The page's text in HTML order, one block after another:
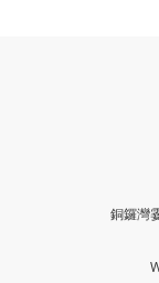
銅鑼灣